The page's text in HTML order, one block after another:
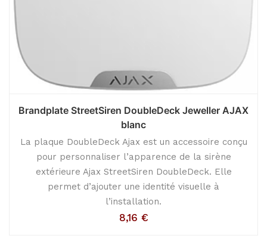
Brandplate StreetSiren DoubleDeck Jeweller AJAX
blanc
La plaque DoubleDeck Ajax est un accessoire conçu
pour personnaliser l’apparence de la sirène
extérieure Ajax StreetSiren DoubleDeck. Elle
permet d’ajouter une identité visuelle à
l’installation.
8,16 €